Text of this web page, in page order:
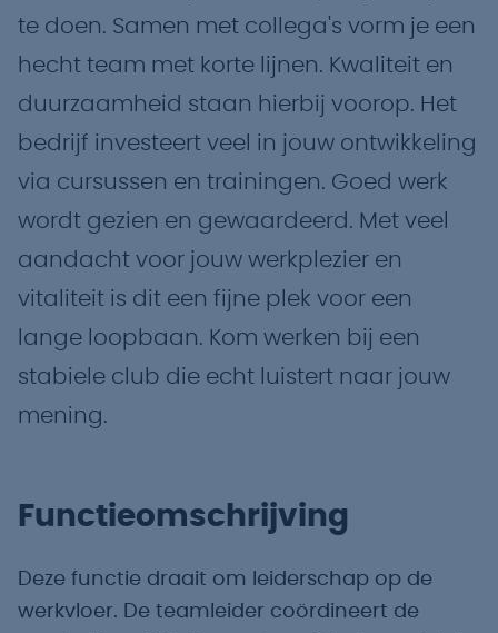
te doen. Samen met collega's vorm je een
hecht team met korte lijnen. Kwaliteit en
duurzaamheid staan hierbij voorop. Het
bedrijf investeert veel in jouw ontwikkeling
via cursussen en trainingen. Goed werk
wordt gezien en gewaardeerd. Met veel
aandacht voor jouw werkplezier en
vitaliteit is dit een fijne plek voor een
lange loopbaan. Kom werken bij een
stabiele club die echt luistert naar jouw
mening.
Functieomschrijving
Deze functie draait om leiderschap op de
werkvloer. De teamleider coördineert de